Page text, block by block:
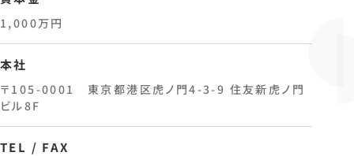
1,000万円
本社
〒105-0001 東京都港区虎ノ門4-3-9 住友新虎ノ門
ビル8F
TEL / FAX